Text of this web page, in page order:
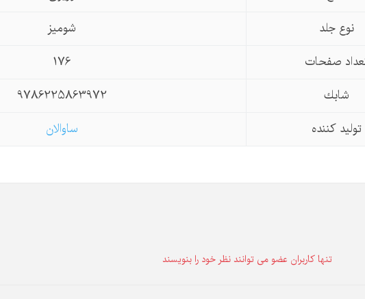
نوع جلد
شومیز
صفحات
176
شابك
9786225863972
تولید كننده
ساوالان
تنها كاربران عضو می توانند نظر خود را بنویسند